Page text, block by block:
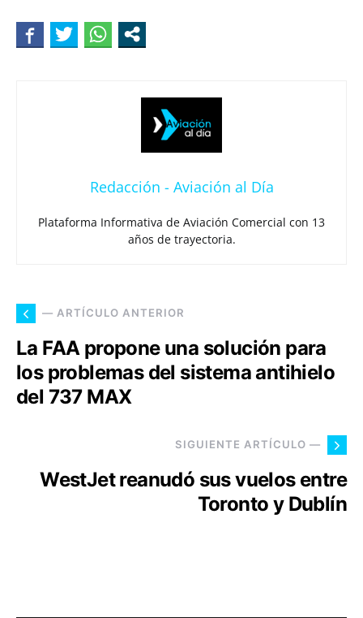
Redacción - Aviación al Día
Plataforma Informativa de Aviación Comercial con 13
años de trayectoria.
— ARTÍCULO ANTERIOR
La FAA propone una solución para
los problemas del sistema antihielo
del 737 MAX
SIGUIENTE ARTÍCULO —
WestJet reanudó sus vuelos entre
Toronto y Dublín